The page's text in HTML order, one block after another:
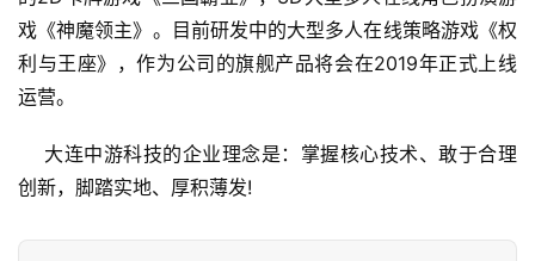
单
机
闲
戏《神魔领主》。目前研发中的大型多人在线策略游戏《权
利与王座》，作为公司的旗舰产品将会在2019年正式上线
运营。
大连中游科技的企业理念是：掌握核心技术、敢于合理
创新，脚踏实地、厚积薄发!